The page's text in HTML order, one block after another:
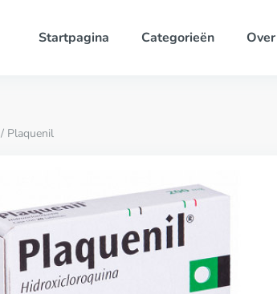
Startpagina Categorieën
/ Plaquenil